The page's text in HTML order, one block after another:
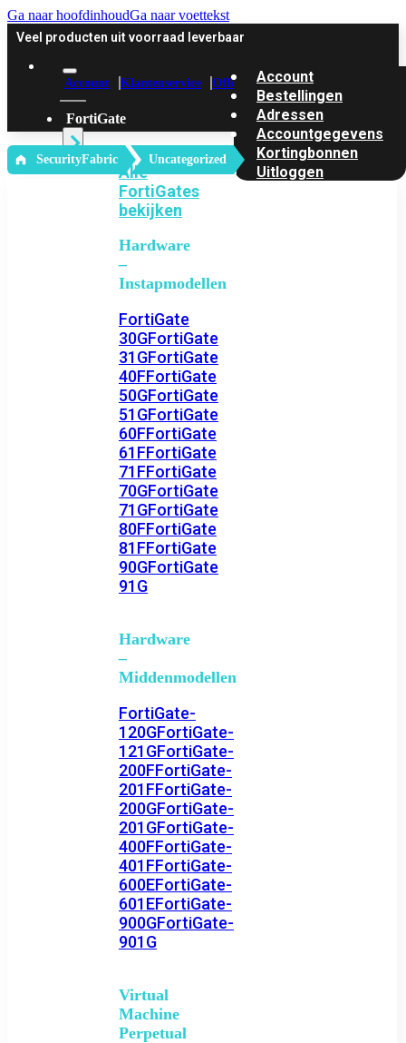
Ga naar hoofdinhoudGa naar voettekst
Veel producten uit voorraad leverbaar
Account Klantenservice Offerte
FortiGate
Alle
FortiGates
bekijken
Hardware
–
Instapmodellen
FortiGate
30GFortiGate
31GFortiGate
40FFortiGate
50GFortiGate
51GFortiGate
60FFortiGate
61FFortiGate
71FFortiGate
70GFortiGate
71GFortiGate
80FFortiGate
81FFortiGate
90GFortiGate
91G
Hardware
–
Middenmodellen
FortiGate-
120GFortiGate-
121GFortiGate-
200FFortiGate-
201FFortiGate-
200GFortiGate-
201GFortiGate-
400FFortiGate-
401FFortiGate-
600EFortiGate-
601EFortiGate-
900GFortiGate-
901G
Virtual
Machine
Perpetual
Account
Bestellingen
Adressen
Accountgegevens
Kortingbonnen
Uitloggen
‎ SecurityFabric Uncategorized